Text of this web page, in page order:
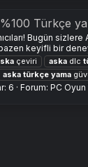
Türkçe
Bugün
keyifli bir
çeviri aska dlc
aska türkçe yama
6 Forum: PC